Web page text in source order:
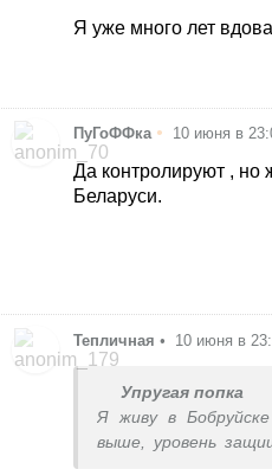
Я уже много лет вдова
ПуГоФФка • 10 июня в
Да контролируют , но
Беларуси.
Тепличная • 10 июня в
Упругая попка
Я живу в
выше, уровень